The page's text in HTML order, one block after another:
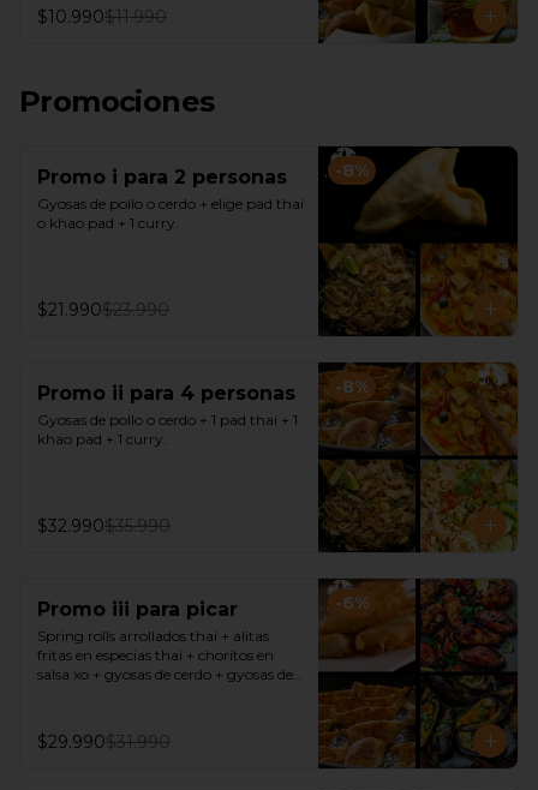
$10.990$11.990
Promociones
-8%
Promo i para 2 personas
Gyosas de pollo o cerdo + elige pad thai
o khao pad + 1 curry.
$21.990$23.990
-8%
Promo ii para 4 personas
Gyosas de pollo o cerdo + 1 pad thai + 1
khao pad + 1 curry.
$32.990$35.990
-6%
Promo iii para picar
Spring rolls arrollados thai + alitas
fritas en especias thai + choritos en
salsa xo + gyosas de cerdo + gyosas de
$29.990$31.990